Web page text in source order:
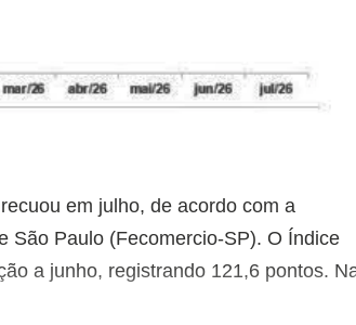
em julho, de acordo com a
São Paulo (Fecomercio-SP). O Índice
a junho, registrando 121,6 pontos.